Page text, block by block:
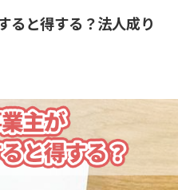
ると得する？法人成り